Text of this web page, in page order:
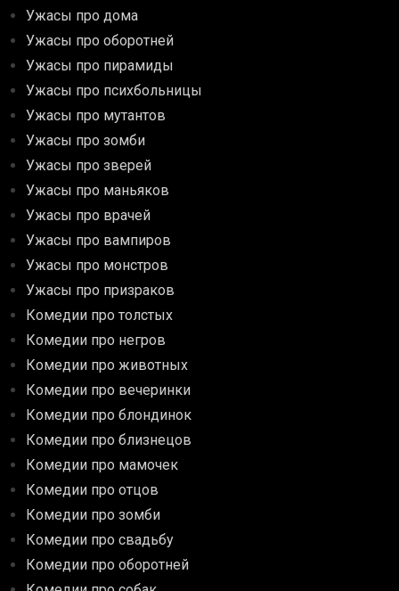
Ужасы про дома
Ужасы про оборотней
Ужасы про пирамиды
Ужасы про психбольницы
Ужасы про мутантов
Ужасы про зомби
Ужасы про зверей
Ужасы про маньяков
Ужасы про врачей
Ужасы про вампиров
Ужасы про монстров
Ужасы про призраков
Комедии про толстых
Комедии про негров
Комедии про животных
Комедии про вечеринки
Комедии про блондинок
Комедии про близнецов
Комедии про мамочек
Комедии про отцов
Комедии про зомби
Комедии про свадьбу
Комедии про оборотней